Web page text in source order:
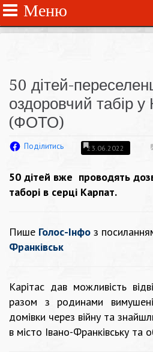
Меню
50 дітей-
оздоровчий табір у
(ФОТО)
Поділитись 23.06.2022
50 дітей вже проводять
таборі в серці Карпат.
Пише Голос-Інфо з
Франківськ
Карітас дав можливість
разом з родинами
домівки через війну та
в місто Івано-Франківську та